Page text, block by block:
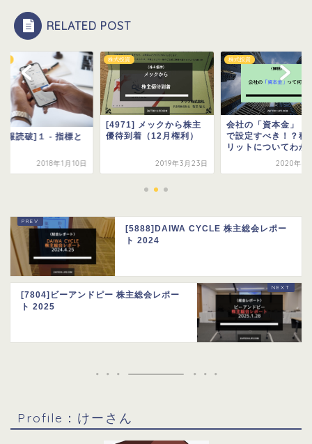
RELATED POST
メックから株主
到着（12月権利）
2019年3月23日
株式投資
会社の「資本金」 いくら
で設定すべき！？税金メ
2020年4月14日
株式投資
[四季報読破]１ - 指
用語
2018年1
[5888]DAIWA CYCLE 株主総会レポー
ト 2024
[7804]ビーアンドピー 株主総会レポー
ト 2025
Profile：けーさん